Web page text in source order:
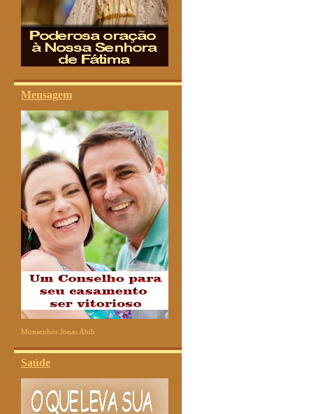
Mensagem
Monsenhor Jonas Abib
Saúde